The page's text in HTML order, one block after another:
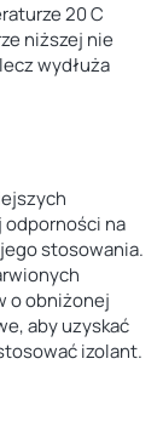
20 C
niższej nie
wydłuża
odporności na
stosowania.
o obniżonej
aby uzyskać
izolant.